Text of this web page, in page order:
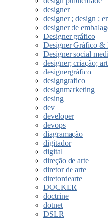
designer
designer ; design ;
designer de
Designer gráfico
Designer Gráfico &
Designer social
designer; criação;
designergráfico
designgrafico
designmarketing
desing
dev
developer
devops
diagramação
digitador
digital
direção de arte
diretor de arte
diretordearte
DOCKER
doctrine
dotnet
DSLR